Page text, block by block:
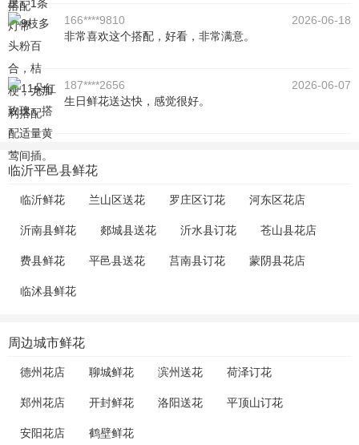
166****9810
2026-06-18
非常喜欢这个搭配，好看，非常满意。
187****2656
2026-06-07
生日鲜花送达快，感觉很好。
临沂平邑县鲜花
临沂鲜花 兰山区送花 罗庄区订花 河东区花店
沂南县鲜花 郯城县送花 沂水县订花 苍山县花店
费县鲜花 平邑县送花 莒南县订花 蒙阴县花店
临沭县鲜花
周边城市鲜花
德州花店 聊城鲜花 滨州送花 荷泽订花
郑州花店 开封鲜花 洛阳送花 平顶山订花
安阳花店 鹤壁鲜花